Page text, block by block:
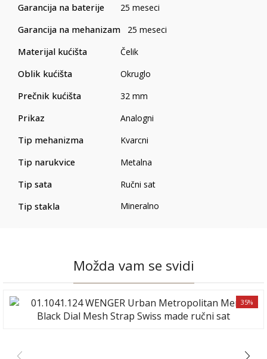
Garancija na baterije 25 meseci
Garancija na mehanizam 25 meseci
Materijal kućišta Čelik
Oblik kućišta Okruglo
Prečnik kućišta 32 mm
Prikaz Analogni
Tip mehanizma Kvarcni
Tip narukvice Metalna
Tip sata Ručni sat
Tip stakla Mineralno
Možda vam se svidi
35%